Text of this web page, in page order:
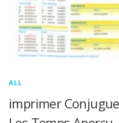
ALL
imprimer